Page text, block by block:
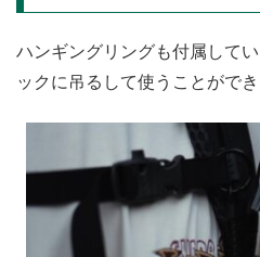
ハンギングリングも付属して
ックに吊るして使うことができ